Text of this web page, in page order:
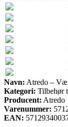
Navn: Atredo –
Kategori: Tilbehør
Producent: Atredo
Varenummer:
EAN: